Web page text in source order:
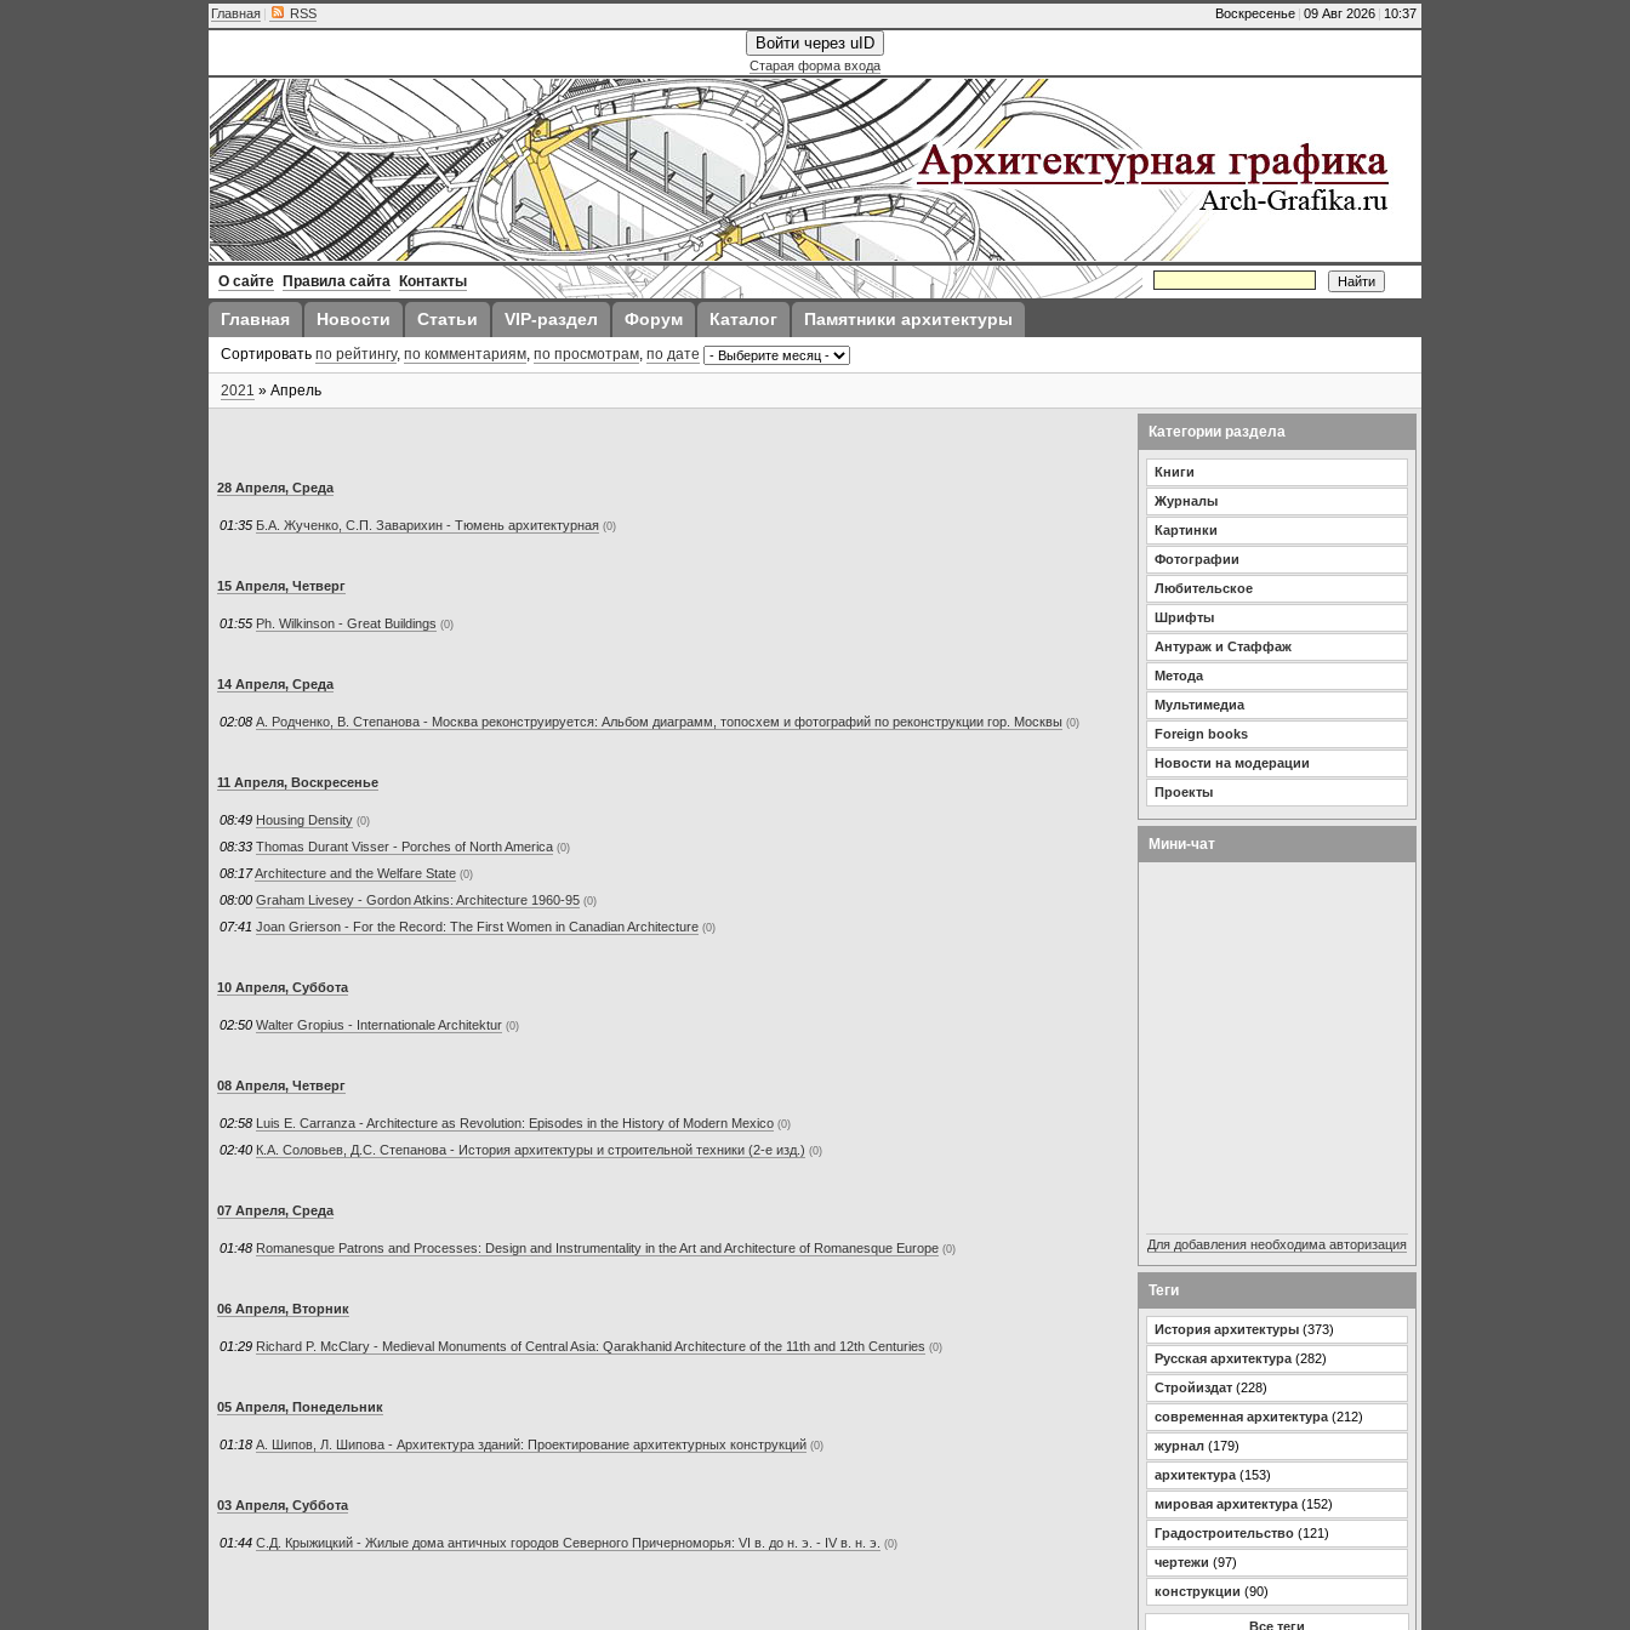
Воскресенье | 09 Авг 2026 | 10:37
Главная | RSS
Войти через uID
Старая форма входа
О сайте Правила сайта Контакты
Главная Новости Статьи VIP-раздел Форум Каталог Памятники архитектуры
Сортировать по рейтингу, по комментариям, по просмотрам, по дате
2021 » Апрель
28 Апреля, Среда
01:35 Б.А. Жученко, С.П. Заварихин - Тюмень архитектурная (0)
15 Апреля, Четверг
01:55 Ph. Wilkinson - Great Buildings (0)
14 Апреля, Среда
02:08 А. Родченко, В. Степанова - Москва реконструируется: Альбом диаграмм, топосхем и фотографий по реконструкции гор. Москвы (0)
11 Апреля, Воскресенье
08:49 Housing Density (0)
08:33 Thomas Durant Visser - Porches of North America (0)
08:17Architecture and the Welfare State (0)
08:00 Graham Livesey - Gordon Atkins: Architecture 1960-95 (0)
07:41 Joan Grierson - For the Record: The First Women in Canadian Architecture (0)
10 Апреля, Суббота
02:50 Walter Gropius - Internationale Architektur (0)
08 Апреля, Четверг
02:58 Luis E. Carranza - Architecture as Revolution: Episodes in the History of Modern Mexico (0)
02:40 К.А. Соловьев, Д.С. Степанова - История архитектуры и строительной техники (2-е изд.) (0)
07 Апреля, Среда
01:48 Romanesque Patrons and Processes: Design and Instrumentality in the Art and Architecture of Romanesque Europe (0)
06 Апреля, Вторник
01:29 Richard P. McClary - Medieval Monuments of Central Asia: Qarakhanid Architecture of the 11th and 12th Centuries (0)
05 Апреля, Понедельник
01:18 А. Шипов, Л. Шипова - Архитектура зданий: Проектирование архитектурных конструкций (0)
03 Апреля, Суббота
01:44 С.Д. Крыжицкий - Жилые дома античных городов Северного Причерноморья: VI в. до н. э. - IV в. н. э. (0)
Категории раздела
Книги
Журналы
Картинки
Фотографии
Любительское
Шрифты
Антураж и Стаффаж
Метода
Мультимедиа
Foreign books
Новости на модерации
Проекты
Мини-чат
Для добавления необходима авторизация
Теги
История архитектуры (373)
Русская архитектура (282)
Стройиздат (228)
современная архитектура (212)
журнал (179)
архитектура (153)
мировая архитектура (152)
Градостроительство (121)
чертежи (97)
конструкции (90)
Все теги